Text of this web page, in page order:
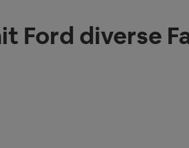
diverse